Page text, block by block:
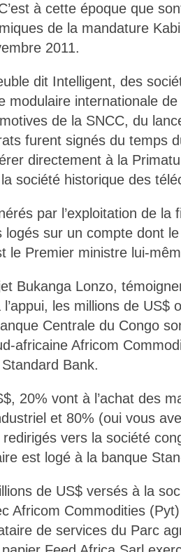
à cette époque que
de la mandature
2011.
dit Intelligent, des
modulaire internationale de
de la SNCC, du
furent signés du temps
directement à la
société historique des
par l’exploitation de la
logés sur un compte dont
le Premier ministre lui-
Bukanga Lonzo,
les millions de US$
Centrale du Congo
africaine Africom
Bank.
20% vont à l’achat des
et 80% (oui vous
vers la société
est logé à la banque
de US$ versés à la
Africom Commodities
de services du Parc